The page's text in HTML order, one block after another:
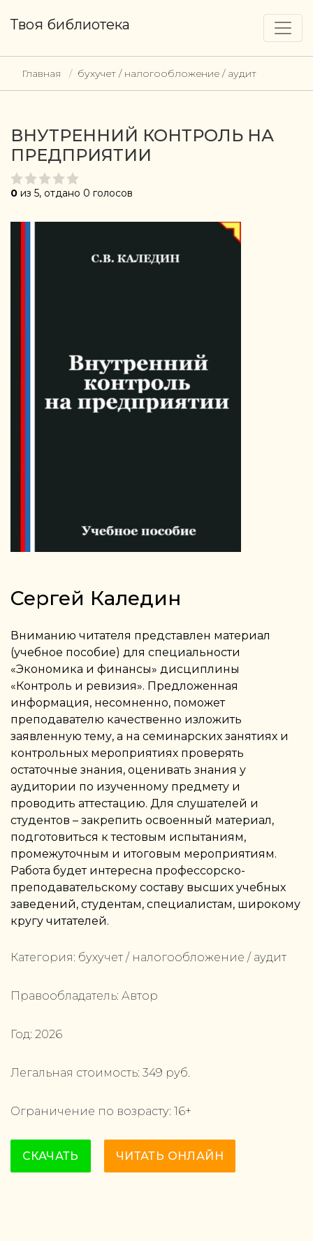
Твоя библиотека
Главная бухучет / налогообложение / аудит
ВНУТРЕННИЙ КОНТРОЛЬ НА
ПРЕДПРИЯТИИ
0 из 5, отдано 0 голосов
Сергей Каледин
Вниманию читателя представлен материал
(учебное пособие) для специальности
«Экономика и финансы» дисциплины
«Контроль и ревизия». Предложенная
информация, несомненно, поможет
преподавателю качественно изложить
заявленную тему, а на семинарских занятиях и
контрольных мероприятиях проверять
остаточные знания, оценивать знания у
аудитории по изученному предмету и
проводить аттестацию. Для слушателей и
студентов – закрепить освоенный материал,
подготовиться к тестовым испытаниям,
промежуточным и итоговым мероприятиям.
Работа будет интересна профессорско-
преподавательскому составу высших учебных
заведений, студентам, специалистам, широкому
кругу читателей.
Категория: бухучет / налогообложение / аудит
Правообладатель: Автор
Год: 2026
Легальная стоимость: 349 руб.
Ограничение по возрасту: 16+
СКАЧАТЬ ЧИТАТЬ ОНЛАЙН